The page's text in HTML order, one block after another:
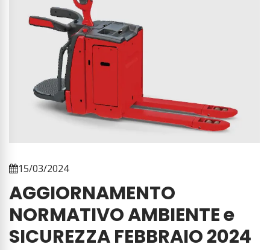
15/03/2024
AGGIORNAMENTO
NORMATIVO AMBIENTE e
SICUREZZA FEBBRAIO 2024